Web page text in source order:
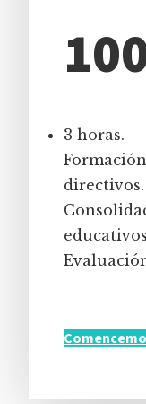
3 horas.
directivos.